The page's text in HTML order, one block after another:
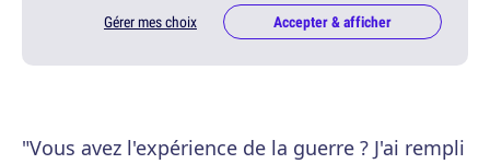
Gérer mes choix Accepter & afficher
"Vous avez l'expérience de la guerre ? J'ai rempli